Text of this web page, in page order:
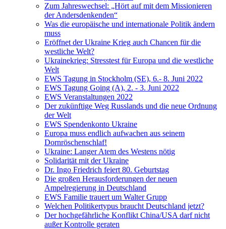
Zum Jahreswechsel: „Hört auf mit dem Missionieren
der Andersdenkenden“
Was die europäische und internationale Politik ändern
muss
Eröffnet der Ukraine Krieg auch Chancen für die
westliche Welt?
Ukrainekrieg: Stresstest für Europa und die westliche
Welt
EWS Tagung in Stockholm (SE), 6.- 8. Juni 2022
EWS Tagung Going (A), 2. - 3. Juni 2022
EWS Veranstaltungen 2022
Der zukünftige Weg Russlands und die neue Ordnung
der Welt
EWS Spendenkonto Ukraine
Europa muss endlich aufwachen aus seinem
Dornröschenschlaf!
Ukraine: Langer Atem des Westens nötig
Solidarität mit der Ukraine
Dr. Ingo Friedrich feiert 80. Geburtstag
Die großen Herausforderungen der neuen
Ampelregierung in Deutschland
EWS Familie trauert um Walter Grupp
Welchen Politikertypus braucht Deutschland jetzt?
Der hochgefährliche Konflikt China/USA darf nicht
außer Kontrolle geraten